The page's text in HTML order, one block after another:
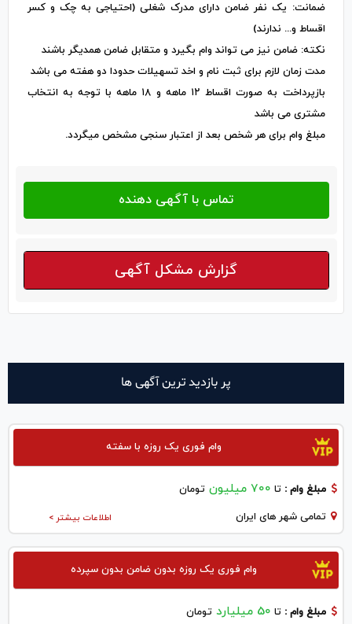
ضمانت: یک نفر ضامن دارای مدرک شغلی (احتیاجی به چک و کسر
اقساط و... ندارند)
نکته: ضامن نیز می تواند وام بگیرد و متقابل ضامن همدیگر باشند
مدت زمان لازم برای ثبت نام و اخد تسهیلات حدودا دو هفته می باشد
بازپرداخت به صورت اقساط ۱۲ ماهه و ۱۸ ماهه با توجه به انتخاب
مشتری می باشد
مبلغ وام برای هر شخص بعد از اعتبار سنجی مشخص میگردد.
گزارش مشکل آگهی
پر بازدید ترین آگهی ها
وام فوری یک روزه با سفته
مبلغ وام : تا 700 میلیون تومان
اطلاعات بیشتر > تمامی شهر های ایران
وام فوری یک روزه بدون ضامن بدون سپرده
مبلغ وام : تا 50 میلیارد تومان